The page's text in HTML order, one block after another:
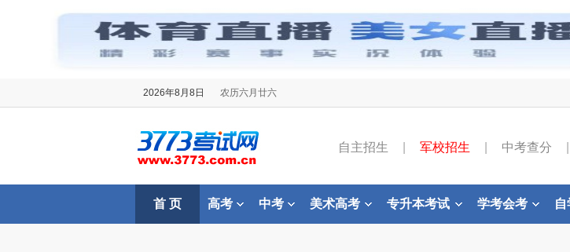
2026年8月8日 农历六月廿六
自主招生 军校招生 中考查分
首 页 高考 中考 美术高考 专升本考试 学考会考